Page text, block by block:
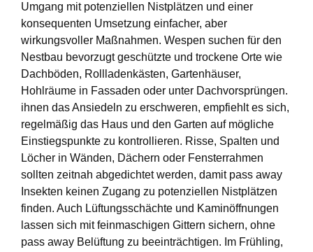
Umgang mit potenziellen Nistplätzen und einer
konsequenten Umsetzung einfacher, aber
wirkungsvoller Maßnahmen. Wespen suchen für den
Nestbau bevorzugt geschützte und trockene Orte wie
Dachböden, Rollladenkästen, Gartenhäuser,
Hohlräume in Fassaden oder unter Dachvorsprüngen.
ihnen das Ansiedeln zu erschweren, empfiehlt es sich,
regelmäßig das Haus und den Garten auf mögliche
Einstiegspunkte zu kontrollieren. Risse, Spalten und
Löcher in Wänden, Dächern oder Fensterrahmen
sollten zeitnah abgedichtet werden, damit pass away
Insekten keinen Zugang zu potenziellen Nistplätzen
finden. Auch Lüftungsschächte und Kaminöffnungen
lassen sich mit feinmaschigen Gittern sichern, ohne
pass away Belüftung zu beeinträchtigen. Im Frühling,